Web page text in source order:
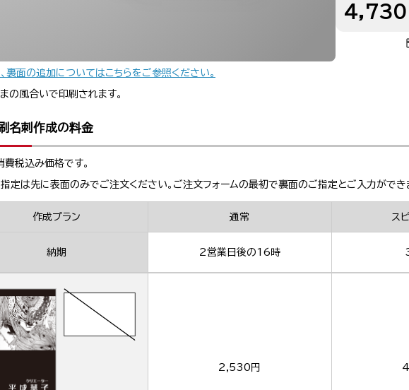
4,730
裏面の追加についてはこちらをご参照ください。
の風合いで印刷されます。
名刺作成の料金
税込み価格です。
定は先に表面のみでご注文ください。ご注文フォームの最初で裏面のご指定とご入力ができ
作成プラン 通常 ス
納期 2営業日後の16時
2,530円